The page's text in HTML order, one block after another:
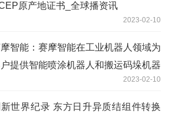
原产地证书_全球播资讯
2023-02-10
智能：赛摩智能在工业机器人领域为
提供智能喷涂机器人和搬运码垛机器
2023-02-10
世界纪录 东方日升异质结组件转换